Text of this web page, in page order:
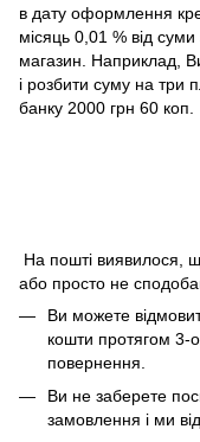
в дату оформлення
місяць 0,01 % від суми
магазин. Наприклад,
і розбити суму на три
банку 2000 грн 60 коп.
На пошті виявилося,
або просто не
Ви можете
кошти протягом 3-
повернення.
Ви не заберете
замовлення і ми